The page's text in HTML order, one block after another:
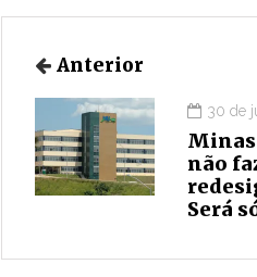
Anterior
30 de
Minas
não
Será